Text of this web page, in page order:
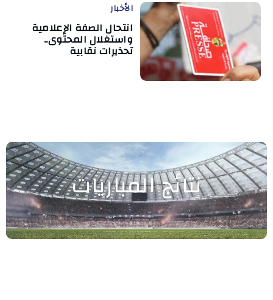
الأخبار
انتحال الصفة الإعلامية
واستغلال المحتوى..
تحذيرات نقابية
نتائج المباريات